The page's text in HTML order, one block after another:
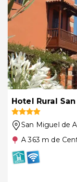
Hotel Rural
San Miguel de
A 363 m de